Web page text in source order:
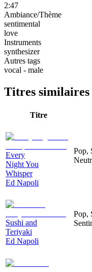
2:47
Ambiance/Thème
sentimental
love
Instruments
synthesizer
Autres tags
vocal - male
Titres similaires
Titre
Every
Night You
Whisper
Ed Napoli
Pop,
Sushi and
Teriyaki
Ed Napoli
Pop,